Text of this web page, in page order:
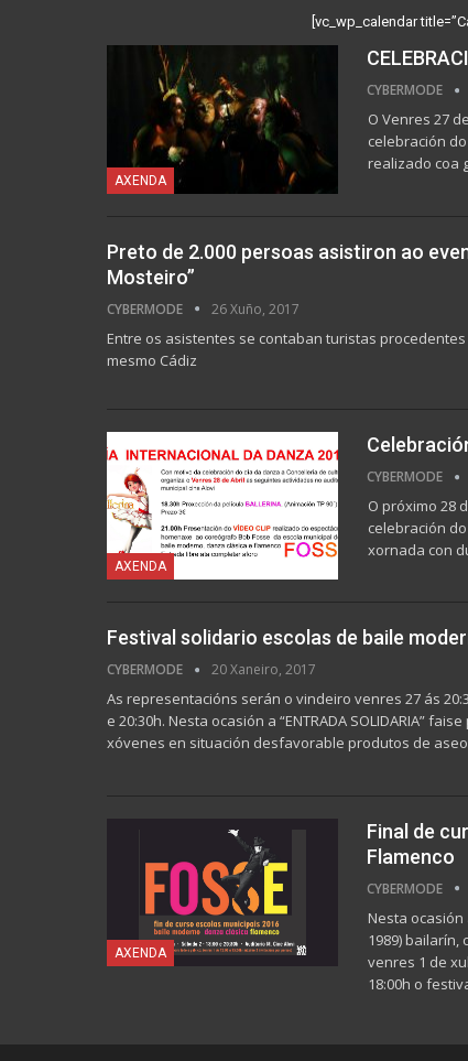
[vc_wp_calendar
AXENDA
CYBERMODE
O Venres 27
celebración
realizado coa
Preto de 2.000 persoas asistiron ao
Mosteiro”
CYBERMODE 26 Xuño, 2017
Entre os asistentes se contaban turistas
mesmo Cádiz
AXENDA
CYBERMODE
O próximo 28
celebración
xornada con
Festival solidario escolas de baile
CYBERMODE 20 Xaneiro, 2017
As representacións serán o vindeiro venres 27 ás
e 20:30h. Nesta ocasión a “ENTRADA SOLIDARIA”
xóvenes en situación desfavorable produtos de
AXENDA
Final de
Flamenco
CYBERMODE
Nesta ocasión
1989)
venres 1 de
18:00h o